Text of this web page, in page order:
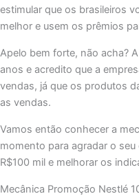
estimular que os brasileiros
melhor e usem os prêmios
Apelo bem forte, não acha?
anos e acredito que a
vendas, já que os produtos
as vendas.
Vamos então conhecer a
momento para agradar o
R$100 mil e melhorar os
Mecânica Promoção Nestlé